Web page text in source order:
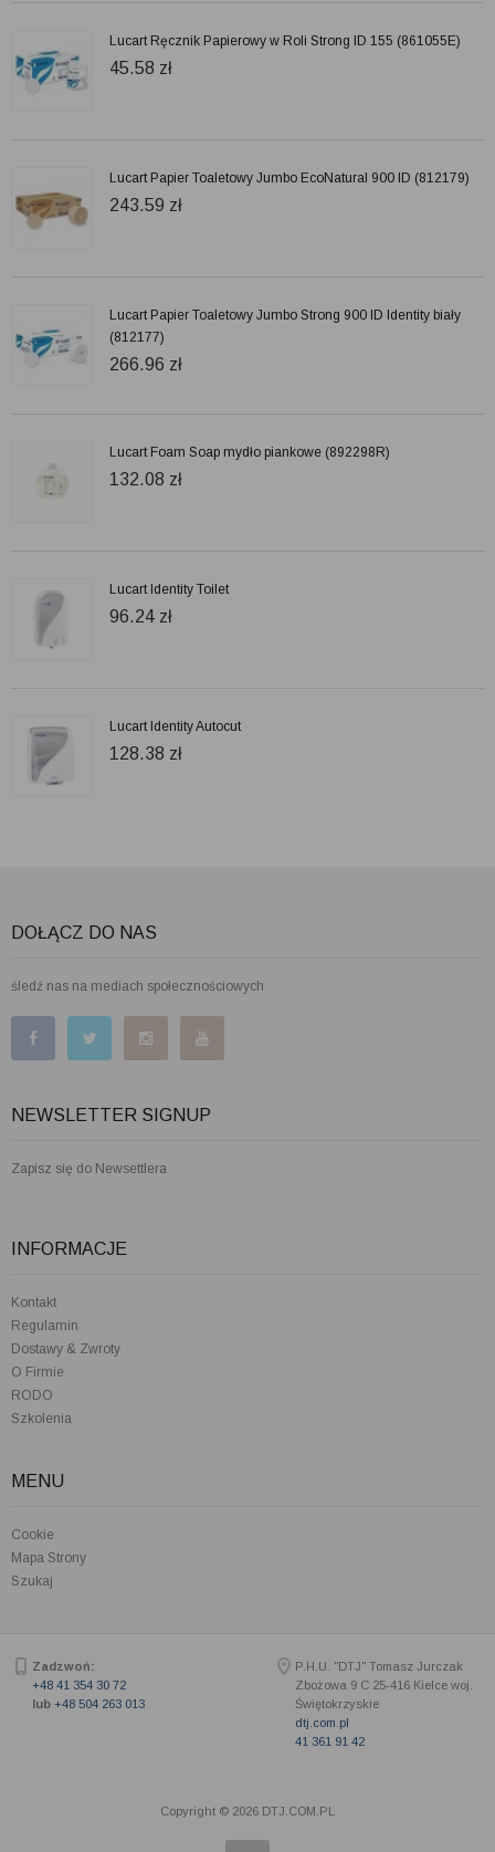
Lucart Ręcznik Papierowy w Roli Strong ID 155 (861055E)
45.58 zł
Lucart Papier Toaletowy Jumbo EcoNatural 900 ID (812179)
243.59 zł
Lucart Papier Toaletowy Jumbo Strong 900 ID Identity biały
(812177)
266.96 zł
Lucart Foam Soap mydło piankowe (892298R)
132.08 zł
Lucart Identity Toilet
96.24 zł
Lucart Identity Autocut
128.38 zł
DOŁĄCZ DO NAS
śledź nas na mediach społecznościowych
NEWSLETTER SIGNUP
Zapisz się do Newsettlera
INFORMACJE
Kontakt
Regulamin
Dostawy & Zwroty
O Firmie
RODO
Szkolenia
MENU
Cookie
Mapa Strony
Szukaj
Zadzwoń:
+48 41 354 30 72
lub +48 504 263 013
P.H.U. "DTJ" Tomasz Jurczak
Zbożowa 9 C 25-416 Kielce woj.
Świętokrzyskie
dtj.com.pl
41 361 91 42
Copyright © 2026 DTJ.COM.PL